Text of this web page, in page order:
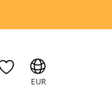
EUR